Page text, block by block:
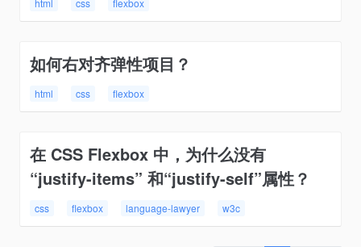
html css flexbox
如何右对齐弹性项目？
html css flexbox
在 CSS Flexbox 中，为什么没有
“justify-items” 和“justify-self”属性？
css flexbox language-lawyer w3c